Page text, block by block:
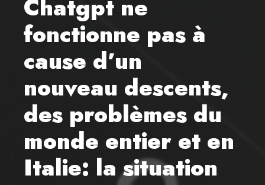
Chatgpt ne
fonctionne pas à
cause d’un
nouveau descents,
des problèmes du
monde entier et en
Italie: la situation